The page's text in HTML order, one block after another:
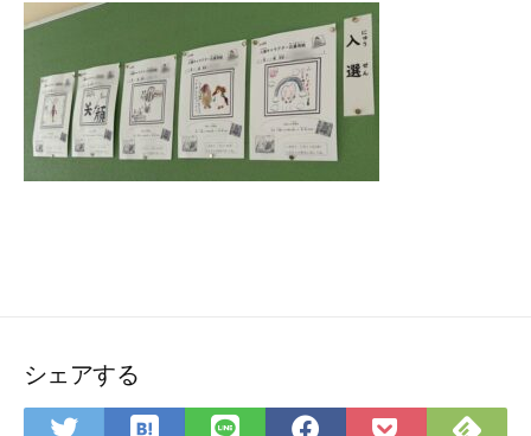
シェアする